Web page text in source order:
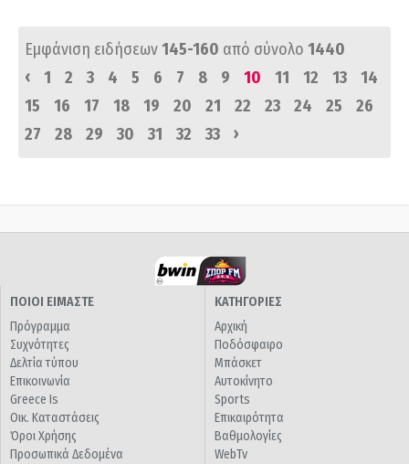
Εμφάνιση ειδήσεων145-160 από σύνολο 1440
‹
1 2 3 4 5 6 7 8 9 10 11 12 13
14
15
16 17 18 19 20 21 22 23 24 25
26
27
28 29 30 31 32 33 ›
ΠΟΙΟΙ ΕΙΜΑΣΤΕ
Πρόγραμμα
Συχνότητες
Δελτία τύπου
Επικοινωνία
Greece Is
Οικ. Καταστάσεις
Όροι Χρήσης
Προσωπικά Δεδομένα
ΚΑΤΗΓΟΡΙΕΣ
Αρχική
Ποδόσφαιρο
Μπάσκετ
Αυτοκίνητο
Sports
Επικαιρότητα
Βαθμολογίες
WebTv